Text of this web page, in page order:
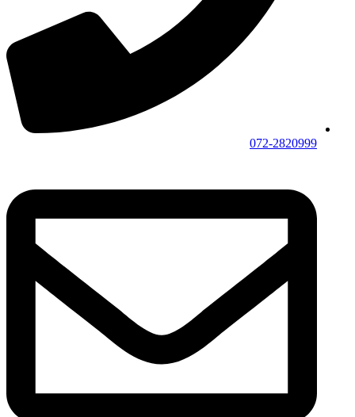
072-2820999